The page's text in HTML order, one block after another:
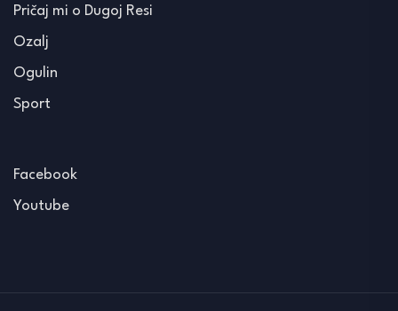
Pričaj mi o Dugoj Resi
Ozalj
Ogulin
Sport
Facebook
Youtube